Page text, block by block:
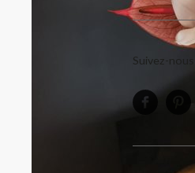
Suivez-nous